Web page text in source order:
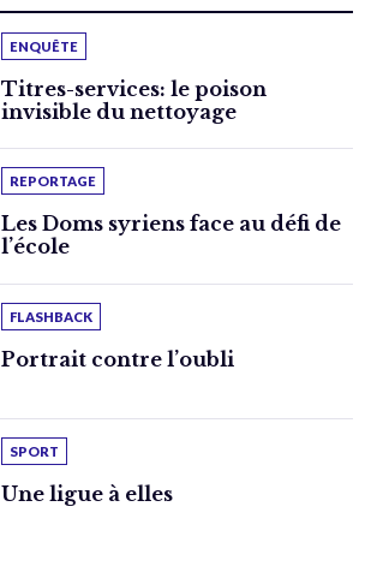
ENQUÊTE
Titres-services: le poison
invisible du nettoyage
REPORTAGE
Les Doms syriens face au défi de
l’école
FLASHBACK
Portrait contre l’oubli
SPORT
Une ligue à elles